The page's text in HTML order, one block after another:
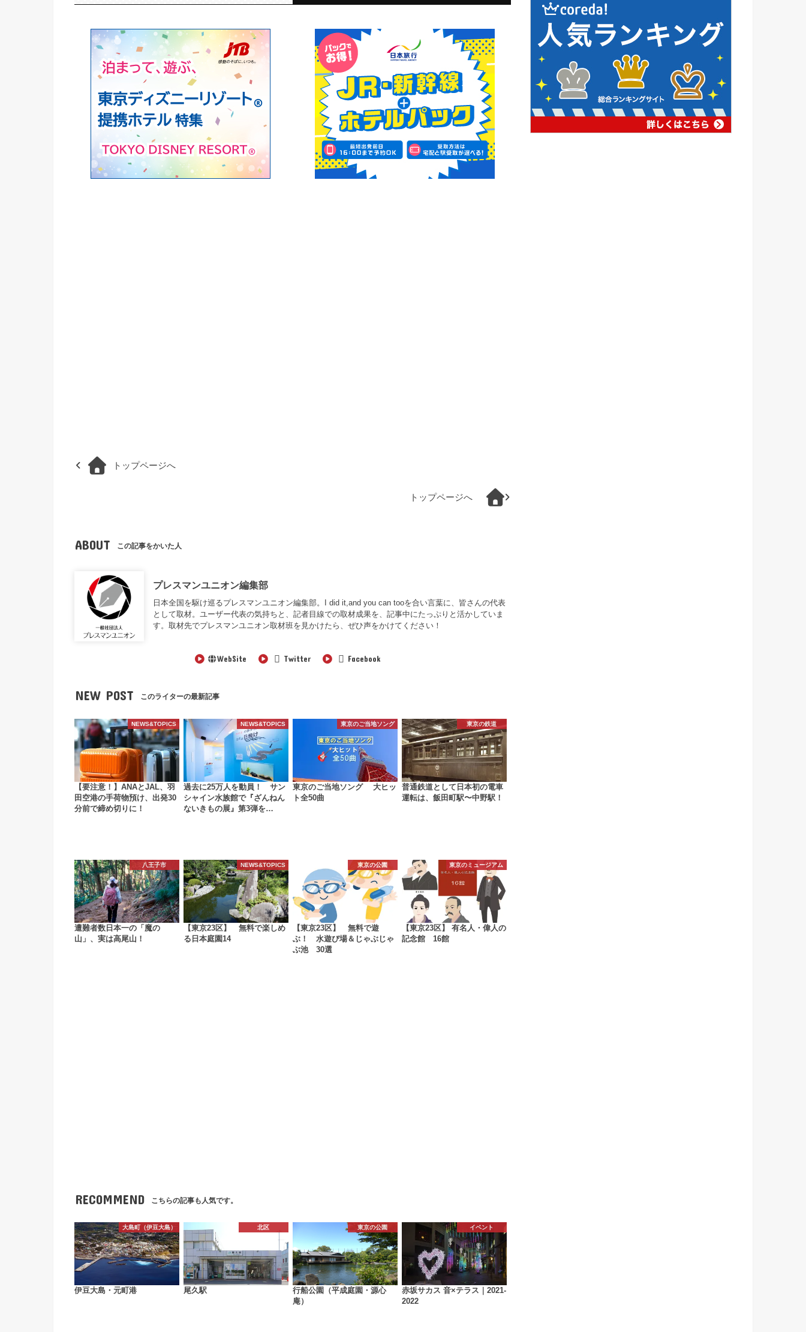
トップページへ
トップページへ
ABOUT この記事をかいた人
プレスマンユニオン編集部
日本全国を駆け巡るプレスマンユニオン編集部。I did it,and you can tooを合い言葉に、皆さんの代表
として取材。ユーザー代表の気持ちと、記者目線での取材成果を、記事中にたっぷりと活かしていま
す。取材先でプレスマンユニオン取材班を見かけたら、ぜひ声をかけてください！
WebSite Twitter Facebook
NEW POST このライターの最新記事
NEWS&TOPICS
【要注意！】ANAとJAL、羽
田空港の手荷物預け、出発30
分前で締め切りに！
NEWS&TOPICS
過去に25万人を動員！ サン
シャイン水族館で『ざんねん
ないきもの展』第3弾を…
東京のご当地ソング
東京のご当地ソング 大ヒッ
ト全50曲
東京の鉄道
普通鉄道として日本初の電車
運転は、飯田町駅〜中野駅！
八王子市
遭難者数日本一の「魔の
山」、実は高尾山！
NEWS&TOPICS
【東京23区】 無料で楽しめ
る日本庭園14
東京の公園
【東京23区】 無料で遊
ぶ！ 水遊び場＆じゃぶじゃ
ぶ池 30選
東京のミュージアム
【東京23区】 有名人・偉人の
記念館 16館
RECOMMEND こちらの記事も人気です。
大島町（伊豆大島）
伊豆大島・元町港
北区
尾久駅
東京の公園
行船公園（平成庭園・源心
庵）
イベント
赤坂サカス 音×テラス｜2021-
2022